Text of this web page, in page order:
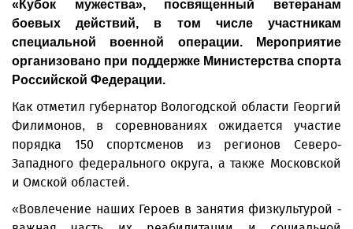
«Кубок мужества», посвященный ветеранам
боевых действий, в том числе участникам
специальной военной операции. Мероприятие
организовано при поддержке Министерства спорта
Российской Федерации.
Как отметил губернатор Вологодской области Георгий
Филимонов, в соревнованиях ожидается участие
порядка 150 спортсменов из регионов Северо-
Западного федерального округа, а также Московской
и Омской областей.
«Вовлечение наших Героев в занятия физкультурой -